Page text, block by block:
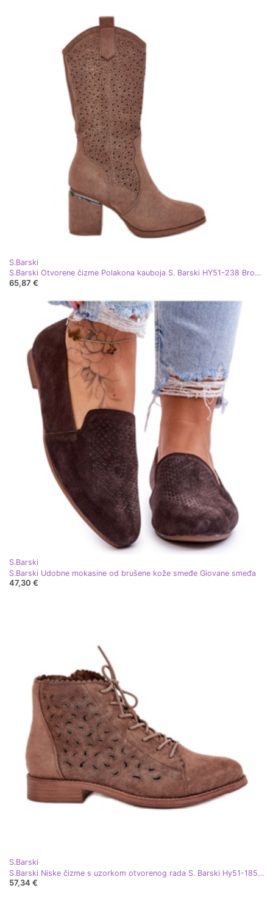
S.Barski
S.Barski Otvorene čizme Polakona kauboja S. Barski HY51-238 Brown smeđa
65,87 €
S.Barski
S.Barski Udobne mokasine od brušene kože smeđe Giovane smeđa
47,30 €
S.Barski
S.Barski Niske čizme s uzorkom otvorenog rada S. Barski Hy51-185 smeđa
57,34 €